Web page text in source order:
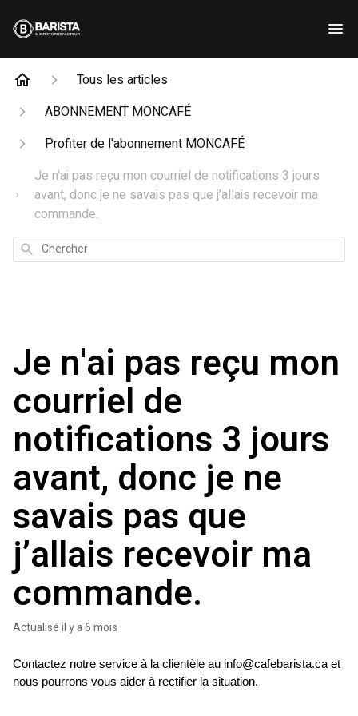
Tous les articles
ABONNEMENT MONCAFÉ
Profiter de l'abonnement MONCAFÉ
Je n'ai pas reçu mon courriel de notifications 3 jours
avant, donc je ne savais pas que j’allais recevoir ma
commande.
Chercher
Je n'ai pas reçu mon
courriel de
notifications 3 jours
avant, donc je ne
savais pas que
j’allais recevoir ma
commande.
Actualiséil y a 6 mois
Contactez notre service à la clientèle au info@cafebarista.ca et
nous pourrons vous aider à rectifier la situation.